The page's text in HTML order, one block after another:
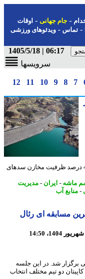
- جام جهانی-اوقات
-ویدئوهای ورزشی
06:17 | 1405/5/18
سرویسها
8
9
10
11
12
و گفت: در حال حاضر تنها حدود 40 درصد ظرفیت مخازن سدهای
-ایران -
مدیریت
آب
مسابقه ای رئال
شد. در این جلسه
دو تیم مختلف انتخاب